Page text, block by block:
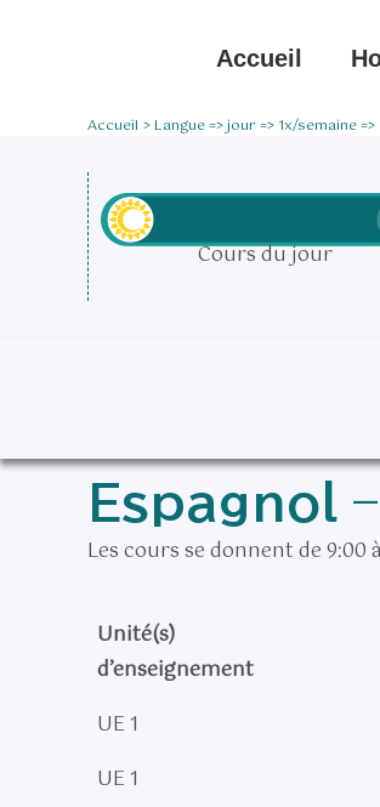
Accueil
Accueil Langue => jour => 1x/semaine
Cours du jour
Espagnol
Les cours se donnent de 9:00
Unité(s)
d’enseignement
UE 1
UE 1